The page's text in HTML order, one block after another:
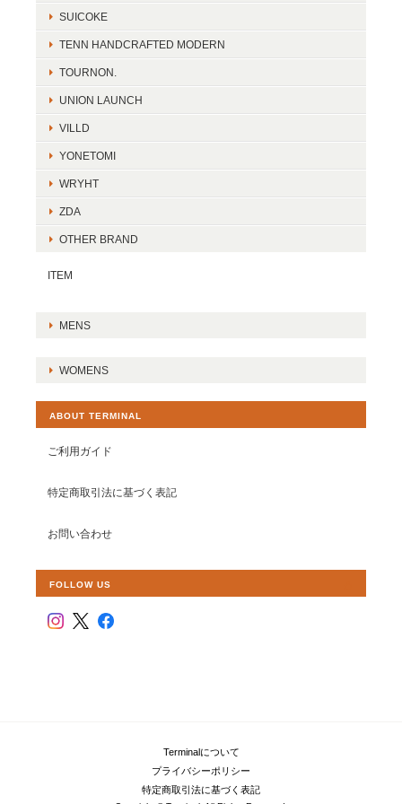
SUICOKE
TENN HANDCRAFTED MODERN
TOURNON.
UNION LAUNCH
VILLD
YONETOMI
WRYHT
ZDA
OTHER BRAND
ITEM
MENS
WOMENS
ABOUT TERMINAL
ご利用ガイド
特定商取引法に基づく表記
お問い合わせ
FOLLOW US
Terminalについて
プライバシーポリシー
特定商取引法に基づく表記